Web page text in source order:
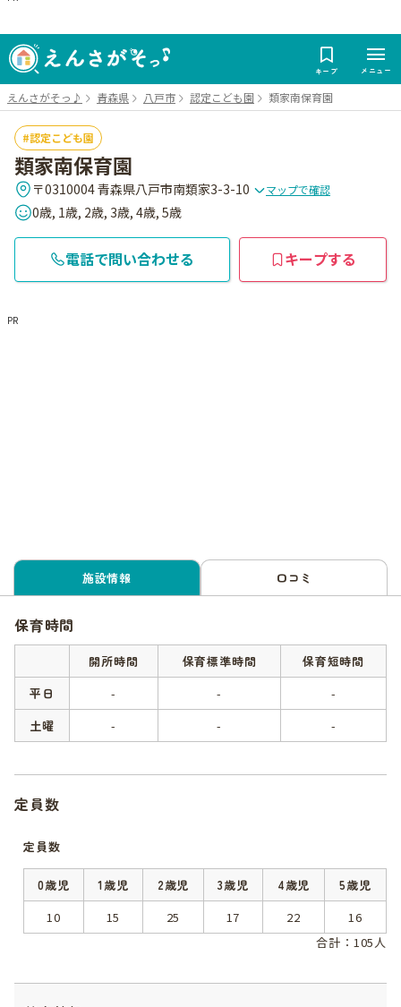
キープ メニュー
えんさがそっ♪ 青森県 八戸市 認定こども園 類家南保育園
認定こども園
類家南保育園
〒0310004 青森県八戸市南類家3-3-10 マップで確認
0歳, 1歳, 2歳, 3歳, 4歳, 5歳
電話で問い合わせる キープする
PR
施設情報 口コミ
保育時間
開所時間 保育標準時間
保育短時間
平日
- -
-
土曜
- - -
定員数
定員数
0歳児 1歳児 2歳児 3歳児 4歳児
5歳児
10
15 25 17 22
16
合計：105人